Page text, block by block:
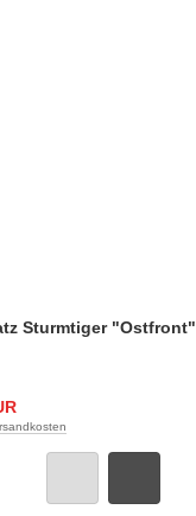
Rüstsatz Sturmtiger "Ostfront"